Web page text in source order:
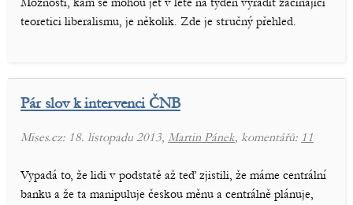
teoretici liberalismu, je několik. Zde je stručný přehled.
Pár slov k intervenci ČNB
Mises.cz: 18. listopadu 2013, Martin Pánek, komentářů: 11
Vypadá to, že lidi v podstatě až teď zjistili, že máme centrální
banku a že ta manipuluje českou měnu a centrálně plánuje,